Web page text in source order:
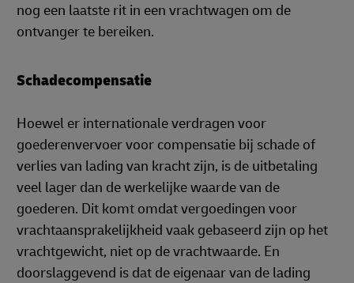
nog een laatste rit in een vrachtwagen om de
ontvanger te bereiken.
Schadecompensatie
Hoewel er internationale verdragen voor
goederenvervoer voor compensatie bij schade of
verlies van lading van kracht zijn, is de uitbetaling
veel lager dan de werkelijke waarde van de
goederen. Dit komt omdat vergoedingen voor
vrachtaansprakelijkheid vaak gebaseerd zijn op het
vrachtgewicht, niet op de vrachtwaarde. En
doorslaggevend is dat de eigenaar van de lading